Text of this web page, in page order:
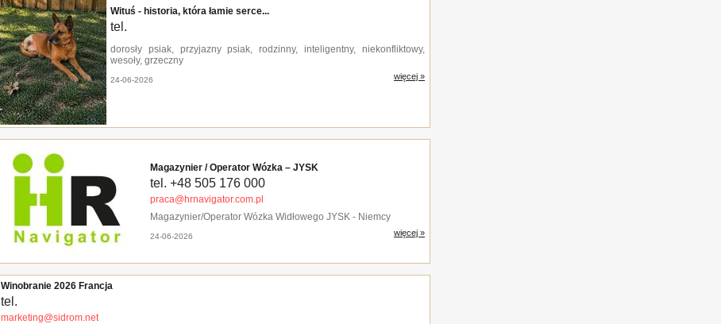
Wituś - historia, która łamie serce...
tel.
dorosły psiak, przyjazny psiak, rodzinny, inteligentny, niekonfliktowy,
wesoły, grzeczny
24-06-2026 więcej »
Magazynier / Operator Wózka – JYSK
tel. +48 505 176 000
praca@hrnavigator.com.pl
Magazynier/Operator Wózka Widłowego JYSK - Niemcy
24-06-2026 więcej »
Winobranie 2026 Francja
tel.
marketing@sidrom.net